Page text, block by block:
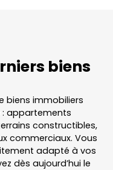
biens
biens immobiliers
: appartements
constructibles,
commerciaux. Vous
adapté à vos
dès aujourd’hui le